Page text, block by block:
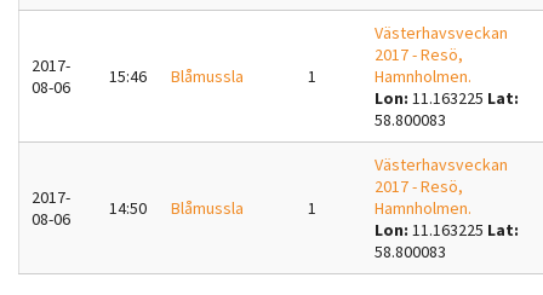
2017-
08-06
15:46 Blåmussla 1
Västerhavsveckan
2017 - Resö,
Hamnholmen.
Lon: 11.163225 Lat:
58.800083
2017-
08-06
14:50 Blåmussla 1
Västerhavsveckan
2017 - Resö,
Hamnholmen.
Lon: 11.163225 Lat:
58.800083